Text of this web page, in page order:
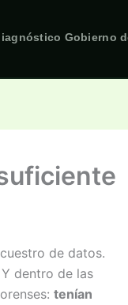
Gobierno
de datos.
dentro de las
tenían